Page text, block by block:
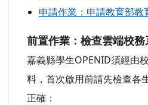
申請作業：申請教育部教
前置作業：檢查雲端校
嘉義縣學生OPENID須經由
料，首次啟用前請先檢查各
正確：